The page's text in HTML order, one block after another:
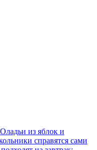
из яблок и
справятся сами